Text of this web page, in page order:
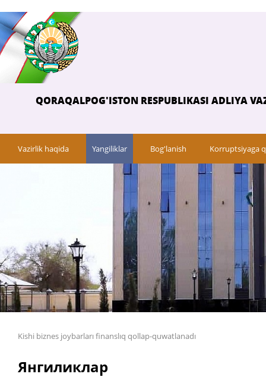
QORAQALPOG'ISTON RESPUBLIKASI ADLIYA
Vazirlik haqida Yangiliklar Bog'lanish Korruptsiyaga
Kishi biznes joybarları finanslıq qollap-quwatlanadı
Янгиликлар